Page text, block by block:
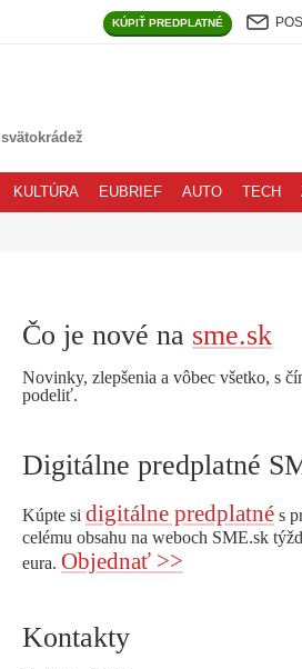
KÚPIŤ PREDPLATNÉ
svätokrádež
KULTÚRA EUBRIEF AUTO TECH
Čo je nové na sme.sk
Novinky, zlepšenia a vôbec všetko, s
podeliť.
Digitálne predplatné
Kúpte si digitálne predplatné s
celému obsahu na weboch SME.sk
eura. Objednať >>
Kontakty